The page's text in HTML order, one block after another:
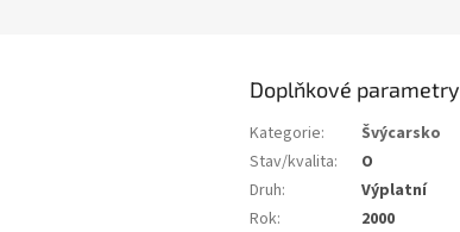
Doplňkové parametry
Kategorie:
Švýcarsko
Stav/kvalita:
O
Druh:
Výplatní
Rok: 2000